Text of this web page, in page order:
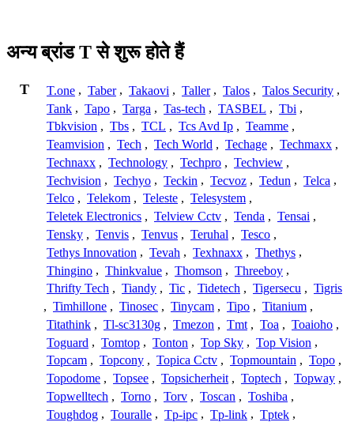
अन्य ब्रांड T से शुरू होते हैं
T T.one , Taber , Takaovi , Taller , Talos , Talos Security ,
Tank , Tapo , Targa , Tas-tech , TASBEL , Tbi ,
Tbkvision , Tbs , TCL , Tcs Avd Ip , Teamme ,
Teamvision , Tech , Tech World , Techage , Techmaxx ,
Technaxx , Technology , Techpro , Techview ,
Techvision , Techyo , Teckin , Tecvoz , Tedun , Telca ,
Telco , Telekom , Teleste , Telesystem ,
Teletek Electronics , Telview Cctv , Tenda , Tensai ,
Tensky , Tenvis , Tenvus , Teruhal , Tesco ,
Tethys Innovation , Tevah , Texhnaxx , Thethys ,
Thingino , Thinkvalue , Thomson , Threeboy ,
Thrifty Tech , Tiandy , Tic , Tidetech , Tigersecu , Tigris
, Timhillone , Tinosec , Tinycam , Tipo , Titanium ,
Titathink , Tl-sc3130g , Tmezon , Tmt , Toa , Toaioho ,
Toguard , Tomtop , Tonton , Top Sky , Top Vision ,
Topcam , Topcony , Topica Cctv , Topmountain , Topo ,
Topodome , Topsee , Topsicherheit , Toptech , Topway ,
Topwelltech , Torno , Torv , Toscan , Toshiba ,
Toughdog , Touralle , Tp-ipc , Tp-link , Tptek ,